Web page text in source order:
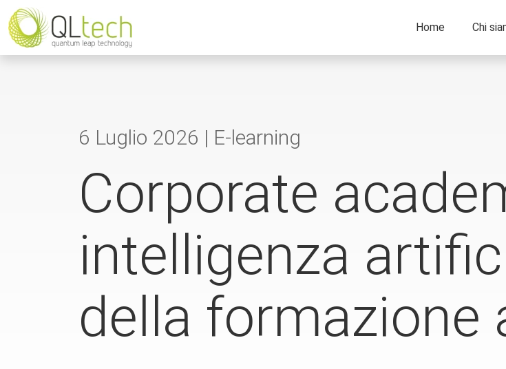
Home Chi
6 Luglio 2026 | E-learning
Corporate
intelligenza
della formazione